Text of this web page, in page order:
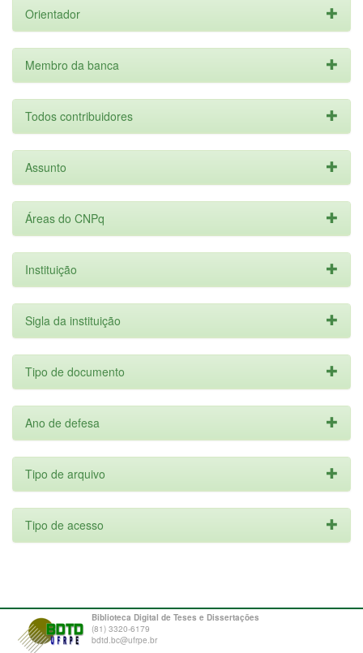
Orientador
Membro da banca
Todos contribuidores
Assunto
Áreas do CNPq
Instituição
Sigla da instituição
Tipo de documento
Ano de defesa
Tipo de arquivo
Tipo de acesso
Biblioteca Digital de Teses e Dissertações
(81) 3320-6179
bdtd.bc@ufrpe.br